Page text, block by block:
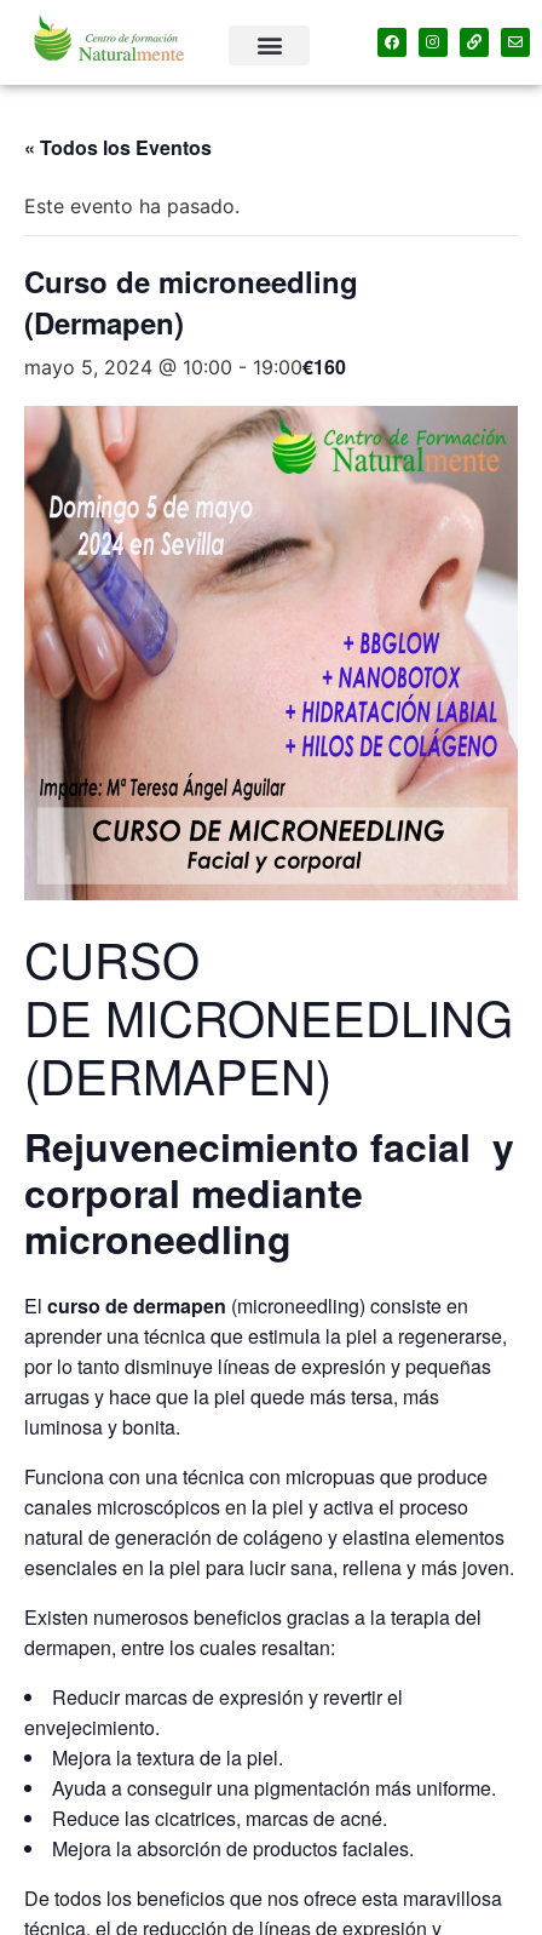
« Todos los Eventos
Este evento ha pasado.
Curso de microneedling
(Dermapen)
mayo 5, 2024 @ 10:00 - 19:00€160
CURSO
DE MICRONEEDLING
(DERMAPEN)
Rejuvenecimiento facial y
corporal mediante
microneedling
El curso de dermapen (microneedling) consiste en
aprender una técnica que estimula la piel a regenerarse,
por lo tanto disminuye líneas de expresión y pequeñas
arrugas y hace que la piel quede más tersa, más
luminosa y bonita.
Funciona con una técnica con micropuas que produce
canales microscópicos en la piel y activa el proceso
natural de generación de colágeno y elastina elementos
esenciales en la piel para lucir sana, rellena y más joven.
Existen numerosos beneficios gracias a la terapia del
dermapen, entre los cuales resaltan:
Reducir marcas de expresión y revertir el
envejecimiento.
Mejora la textura de la piel.
Ayuda a conseguir una pigmentación más uniforme.
Reduce las cicatrices, marcas de acné.
Mejora la absorción de productos faciales.
De todos los beneficios que nos ofrece esta maravillosa
técnica, el de reducción de líneas de expresión y